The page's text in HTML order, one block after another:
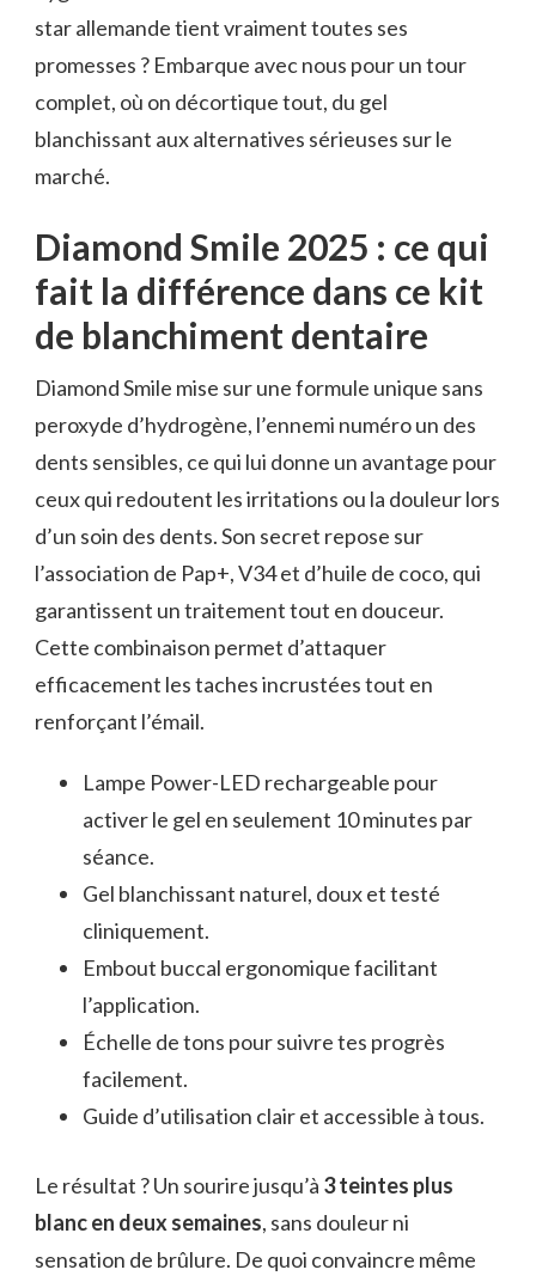
star allemande tient vraiment toutes ses
promesses ? Embarque avec nous pour un tour
complet, où on décortique tout, du gel
blanchissant aux alternatives sérieuses sur le
marché.
Diamond Smile 2025 : ce qui
fait la différence dans ce kit
de blanchiment dentaire
Diamond Smile mise sur une formule unique sans
peroxyde d’hydrogène, l’ennemi numéro un des
dents sensibles, ce qui lui donne un avantage pour
ceux qui redoutent les irritations ou la douleur lors
d’un soin des dents. Son secret repose sur
l’association de Pap+, V34 et d’huile de coco, qui
garantissent un traitement tout en douceur.
Cette combinaison permet d’attaquer
efficacement les taches incrustées tout en
renforçant l’émail.
Lampe Power-LED rechargeable pour
activer le gel en seulement 10 minutes par
séance.
Gel blanchissant naturel, doux et testé
cliniquement.
Embout buccal ergonomique facilitant
l’application.
Échelle de tons pour suivre tes progrès
facilement.
Guide d’utilisation clair et accessible à tous.
Le résultat ? Un sourire jusqu’à 3 teintes plus
blanc en deux semaines, sans douleur ni
sensation de brûlure. De quoi convaincre même